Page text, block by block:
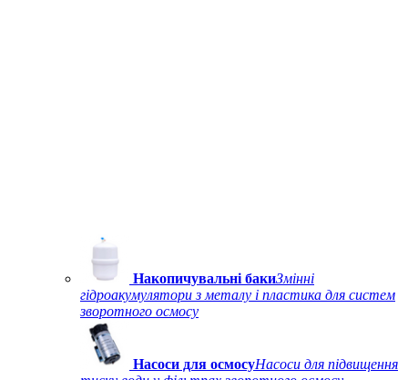
Накопичувальні бакиЗмінні
гідроакумулятори з металу і пластика для систем
зворотного осмосу
Насоси для осмосуНасоси для підвищення